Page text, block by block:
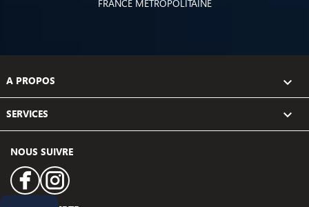
FRANCE MÉTROPOLITAINE
A PROPOS 
SERVICES 
NOUS SUIVRE
FacebookInstagram